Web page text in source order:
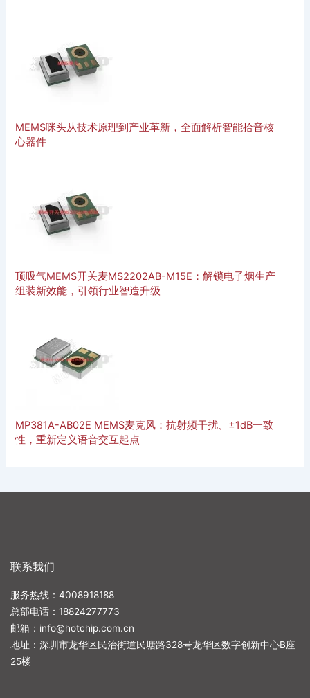
MEMS咪头从技术原理到产业革新，全面解析智能拾音核
心器件
顶吸气MEMS开关麦MS2202AB-M15E：解锁电子烟生产
组装新效能，引领行业智造升级
MP381A-AB02E MEMS麦克风：抗射频干扰、±1dB一致
性，重新定义语音交互起点
联系我们
服务热线：4008918188
总部电话： 18824277773
邮箱： info@hotchip.com.cn
地址：深圳市龙华区民治街道民塘路328号龙华区数字创新中心B座
25楼